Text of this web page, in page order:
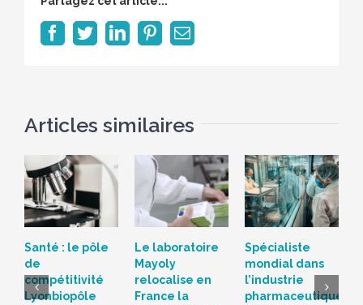
Facebook
TwitterLinkedInPinterest
Email
Articles similaires
Santé : le pôle
de
compétitivité
Lyonbiopôle
Le laboratoire
Mayoly
relocalise en
France la
Spécialiste
mondial dans
l’industrie
pharmaceutique,